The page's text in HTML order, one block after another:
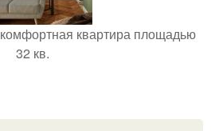
квартира площадью
32 кв.